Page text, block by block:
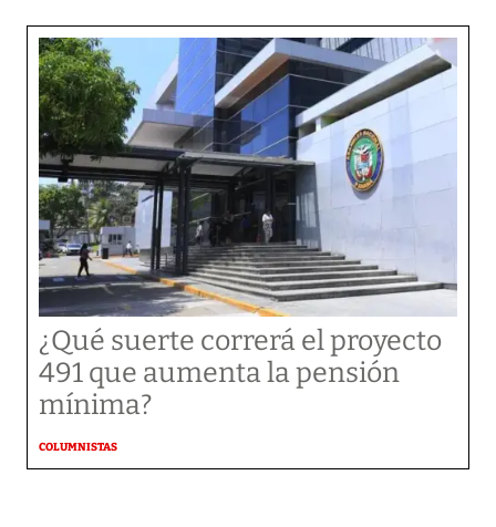
¿Qué suerte correrá el proyecto
491 que aumenta la pensión
mínima?
COLUMNISTAS